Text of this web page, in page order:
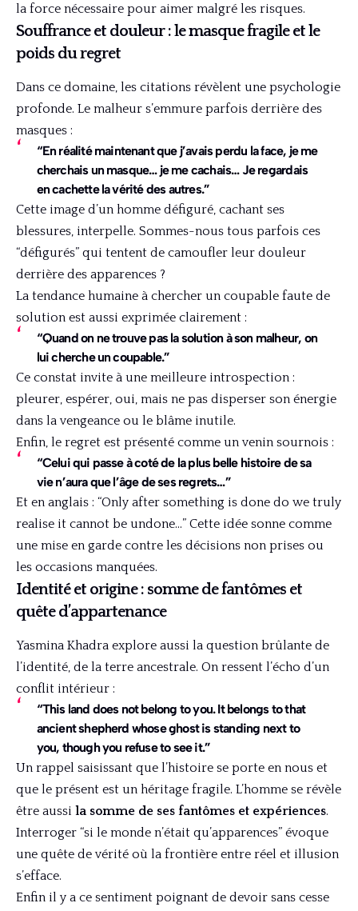
la force nécessaire pour aimer malgré les risques.
Souffrance et douleur : le masque fragile et le
poids du regret
Dans ce domaine, les citations révèlent une psychologie
profonde. Le malheur s’emmure parfois derrière des
masques :
“En réalité maintenant que j’avais perdu la face, je me
cherchais un masque… je me cachais… Je regardais
en cachette la vérité des autres.”
Cette image d’un homme défiguré, cachant ses
blessures, interpelle. Sommes-nous tous parfois ces
“défigurés” qui tentent de camoufler leur douleur
derrière des apparences ?
La tendance humaine à chercher un coupable faute de
solution est aussi exprimée clairement :
“Quand on ne trouve pas la solution à son malheur, on
lui cherche un coupable.”
Ce constat invite à une meilleure introspection :
pleurer, espérer, oui, mais ne pas disperser son énergie
dans la vengeance ou le blâme inutile.
Enfin, le regret est présenté comme un venin sournois :
“Celui qui passe à coté de la plus belle histoire de sa
vie n’aura que l’âge de ses regrets…”
Et en anglais : “Only after something is done do we truly
realise it cannot be undone…” Cette idée sonne comme
une mise en garde contre les décisions non prises ou
les occasions manquées.
Identité et origine : somme de fantômes et
quête d’appartenance
Yasmina Khadra explore aussi la question brûlante de
l’identité, de la terre ancestrale. On ressent l’écho d’un
conflit intérieur :
“This land does not belong to you. It belongs to that
ancient shepherd whose ghost is standing next to
you, though you refuse to see it.”
Un rappel saisissant que l’histoire se porte en nous et
que le présent est un héritage fragile. L’homme se révèle
être aussi la somme de ses fantômes et expériences.
Interroger “si le monde n’était qu’apparences” évoque
une quête de vérité où la frontière entre réel et illusion
s’efface.
Enfin il y a ce sentiment poignant de devoir sans cesse